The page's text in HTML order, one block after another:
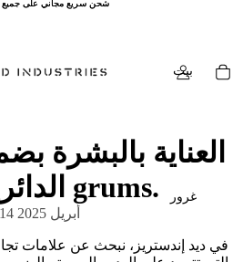
شحن سريع مجاني على جميع
شحن سريع مجاني على جميع
بيت
غرور
العناية بالبشرة
الدائرية وراء grums.
14 أبريل 2025
في ديد إندستريز، نبحث عن علامات